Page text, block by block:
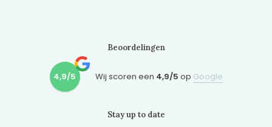
Beoordelingen
4,9/5 Wij scoren een 4,9/5 op Google
Stay up to date